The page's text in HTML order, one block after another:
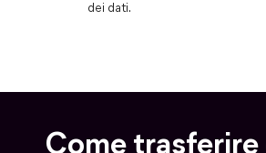
dei dati.
Come